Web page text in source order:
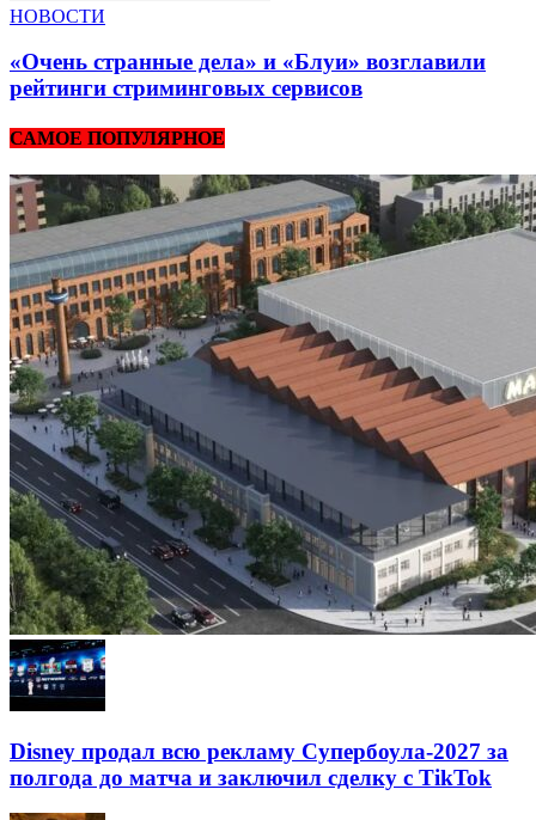
НОВОСТИ
«Очень странные дела» и «Блуи» возглавили
рейтинги стриминговых сервисов
САМОЕ ПОПУЛЯРНОЕ
Disney продал всю рекламу Супербоула-2027 за
полгода до матча и заключил сделку с TikTok